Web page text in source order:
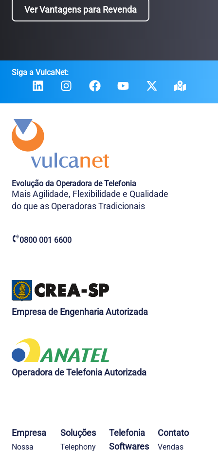
Ver Vantagens para Revenda
Siga a VulcaNet:
Evolução da Operadora de Telefonia
Mais Agilidade, Flexibilidade e Qualidade
do que as Operadoras Tradicionais
0800 001 6600
Empresa de Engenharia Autorizada
Operadora de Telefonia Autorizada
Empresa
Nossa
Soluções
Telephony
Telefonia
Softwares
Contato
Vendas